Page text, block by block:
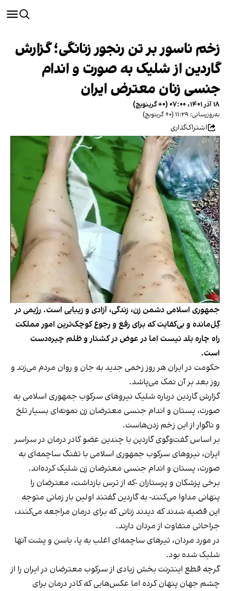
زخم ناسور بر تن رنجور زنانگی؛ گزارش
گاردین از شلیک به صورت و اندام
جنسی زنان معترض ایران
۱۸ آذر ۱۴۰۱، ۰۷:۰۰ (‎+۰ گرینویچ)
به‌روزرسانی: ۱۱:۲۹ (‎+۰ گرینویچ)
اشتراک‌گذاری
جمهوری اسلامی دشمن زن، زندگی، آزادی و زیبایی است. رژیمی در‌
گِل‌مانده و بی‌کفایت که برای رفع و رجوع کوچک‌ترین امور مملکت
راه چاره بلد نیست اما در عوض در کشتار و ظلم چیره‌دست
است.
حکومت در ایران هر روز زخمی جدید به جان و روان مردم می‌زند و
روز بعد بر آن نمک می‌پاشد.
گزارش گاردین درباره شلیک نیروهای سرکوب جمهوری اسلامی به
صورت، پستان و اندام جنسی معترضان زن نمونه‌ای بسیار تلخ
و ناگوار از این زخم زدن‌هاست.
بر اساس گفت‌وگوی گاردین با چندین عضو کادر درمان در سراسر
ایران، نیروهای سرکوب جمهوری اسلامی با تفنگ ساچمه‌ای به
صورت، پستان و اندام جنسی معترضان زن شلیک کرده‌اند.
برخی پزشکان و پرستاران -که از ترس بازداشت، معترضان را
پنهانی مداوا می‌کنند- به گاردین گفتند اولین بار زمانی متوجه
این قضیه شدند که دیدند زنانی که برای درمان مراجعه می‌کنند،
جراحاتی متفاوت از مردان دارند.
در مورد مردان، تیرهای ساچمه‌ای اغلب به پا، باسن و پشت آنها
شلیک شده بود.
گرچه قطع اینترنت بخش زیادی از سرکوب معترضان در ایران را از
چشم جهان پنهان کرده اما عکس‌هایی که کادر درمان برای